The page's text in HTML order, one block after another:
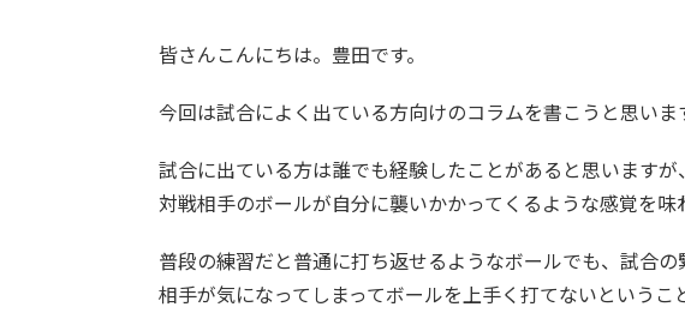
皆さんこんにちは。豊田です。
今回は試合によく出ている方向けのコラムを書こうと思いま
試合に出ている方は誰でも経験したことがあると思いますが、
対戦相手のボールが自分に襲いかかってくるような感覚を味
普段の練習だと普通に打ち返せるようなボールでも、試合の
相手が気になってしまってボールを上手く打てないというこ